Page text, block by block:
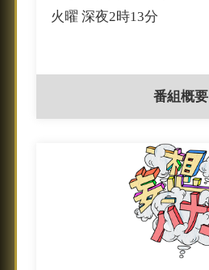
火曜 深夜2時13分
番組概要